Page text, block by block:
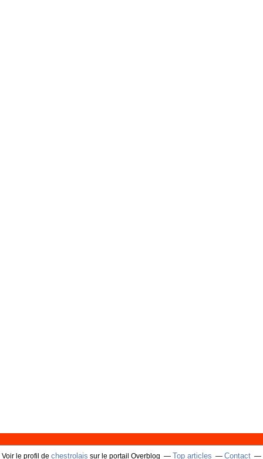
Voir le profil de chestrolais sur le portail Overblog Top articles Contact